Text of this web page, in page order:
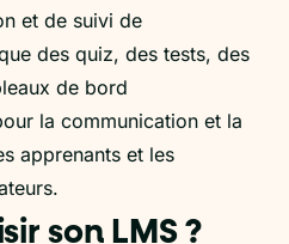
et de suivi de
des quiz, des tests, des
de bord
la communication et la
apprenants et les
son LMS ?